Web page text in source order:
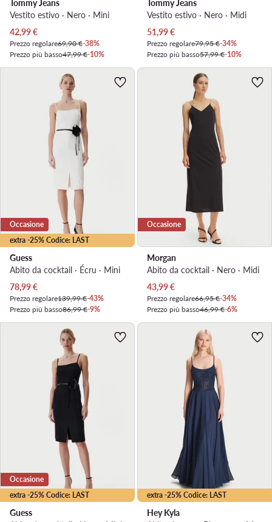
Tommy Jeans
Vestito estivo · Nero · Mini
Prezzo attuale
42,99€
Prezzo regolare69,90 €-38%
Prezzo più basso47,99 €-10%
Tommy Jeans
Vestito estivo · Nero · Midi
Prezzo attuale
51,99€
Prezzo regolare79,95 €-34%
Prezzo più basso57,99 €-10%
extra -25% Codice: LAST
Occasione
Guess
Abito da cocktail · Écru · Mini
Prezzo attuale
78,99€
Prezzo regolare139,99 €-43%
Prezzo più basso86,99 €-9%
Occasione
Morgan
Abito da cocktail · Nero · Midi
Prezzo attuale
43,99€
Prezzo regolare66,95 €-34%
Prezzo più basso46,99 €-6%
extra -25% Codice: LAST
Occasione
Guess
extra -25% Codice: LAST
Hey Kyla